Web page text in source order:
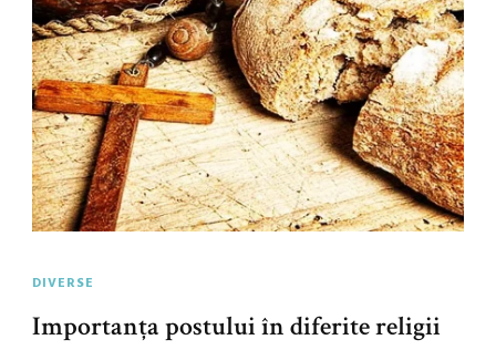
DIVERSE
Importanța postului în diferite religii